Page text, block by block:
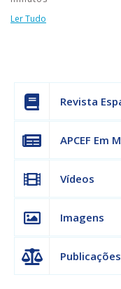
Ler Tudo
Revista
APCEF Em
Vídeos
Imagens